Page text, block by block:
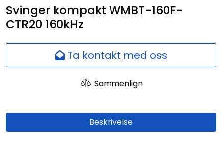
Svinger kompakt WMBT-160F-
CTR20 160kHz
Ta kontakt med oss
Sammenlign
Beskrivelse
Fiskeleting
Digitale tjenester
Skjermer